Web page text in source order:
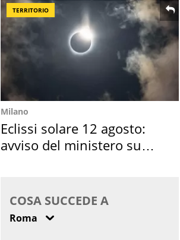
TERRITORIO
Milano
Eclissi solare 12 agosto:
avviso del ministero su